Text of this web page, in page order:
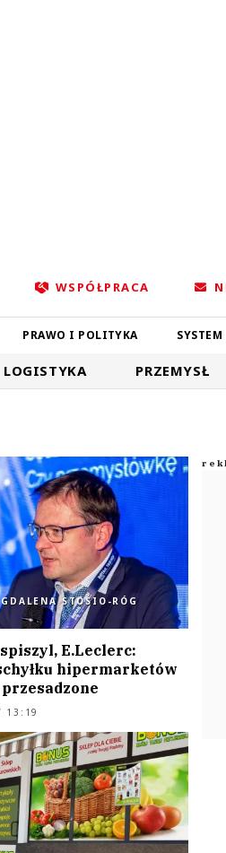
WSPÓŁPRACA
PRAWO I POLITYKA
LOGISTYKA PRZEMYSŁ
STOSIO-RÓG
E.Leclerc:
hipermarketów
13:19